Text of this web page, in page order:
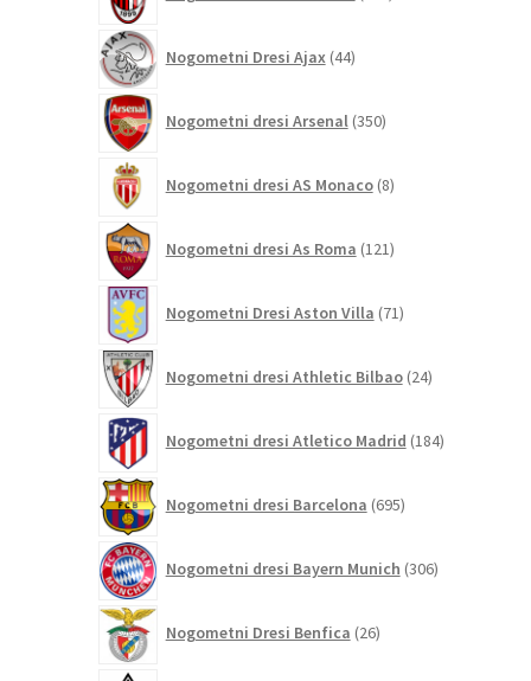
Nogometni Dresi Ajax 44izdelkov
Nogometni dresi Arsenal 350izdelkov
Nogometni dresi AS Monaco 8izdelkov
Nogometni dresi As Roma 121izdelkov
Nogometni Dresi Aston Villa 71izdelkov
Nogometni dresi Athletic Bilbao 24izdelkov
Nogometni dresi Atletico Madrid 184izdelkov
Nogometni dresi Barcelona 695izdelkov
Nogometni dresi Bayern Munich 306izdelkov
Nogometni Dresi Benfica 26izdelkov